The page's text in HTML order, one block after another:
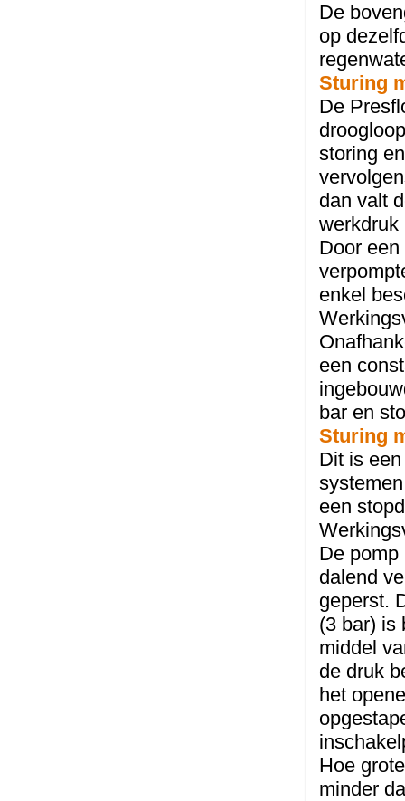
De
op
Sturing
De
storing
dan valt
werkdruk
Door
enkel
een
bar en
Sturing
Dit is
een
De pomp
dalend
geperst.
(3 bar) is
middel
de druk
het
Hoe
minder